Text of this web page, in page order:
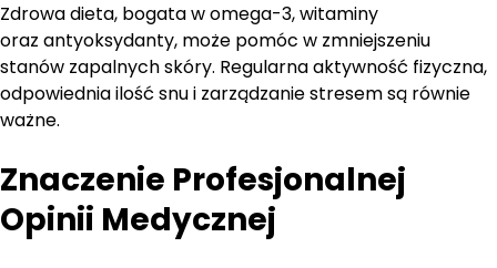
Zdrowa dieta, bogata w omega-3, witaminy
oraz antyoksydanty, może pomóc w zmniejszeniu
stanów zapalnych skóry. Regularna aktywność fizyczna,
odpowiednia ilość snu i zarządzanie stresem są równie
ważne.
Znaczenie Profesjonalnej
Opinii Medycznej